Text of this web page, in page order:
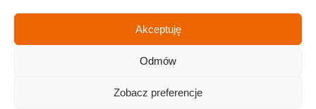
Akceptuję
Odmów
Zobacz preferencje
Mieszkania na sprzedaż Kraków